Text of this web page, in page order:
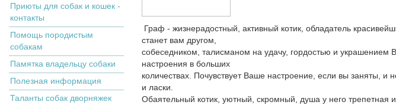
Приюты для собак и кошек -
контакты
Помощь породистым
собакам
Памятка владельцу собаки
Полезная информация
Таланты собак дворняжек
Граф - жизнерадостный, активный котик, обладатель
станет вам другом,
собеседником, талисманом на удачу, гордостью и
настроения в больших
количествах. Почувствует Ваше настроение, если вы заняты,
и ласки.
Обаятельный котик, уютный, скромный, душа у него